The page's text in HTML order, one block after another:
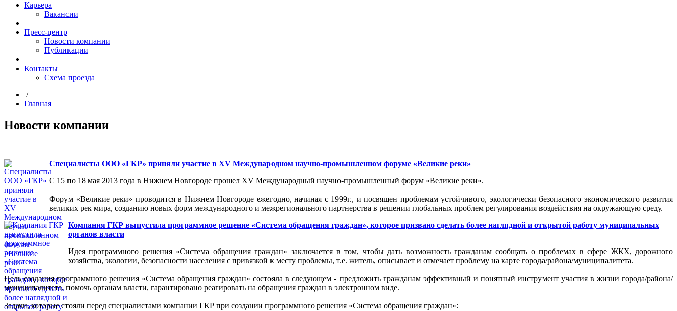
Карьера
Вакансии
Пресс-центр
Новости компании
Публикации
Контакты
Схема проезда
/
Главная
Новости компании
Специалисты ООО «ГКР» приняли участие в XV Международном научно-промышленном форуме «Великие реки»
С 15 по 18 мая 2013 года в Нижнем Новгороде прошел XV Международный научно-промышленный форум «Великие реки».
Форум «Великие реки» проводится в Нижнем Новгороде ежегодно, начиная с 1999г., и посвящен проблемам устойчивого, экологически безопасного экономического развития
великих рек мира, созданию новых форм международного и межрегионального партнерства в решении глобальных проблем регулирования воздействия на окружающую среду.
Компания ГКР выпустила программное решение «Система обращения граждан», которое призвано сделать более наглядной и открытой работу муниципальных
органов власти
Идея программного решения «Система обращения граждан» заключается в том, чтобы дать возможность гражданам сообщать о проблемах в сфере ЖКХ, дорожного
хозяйства, экологии, безопасности населения с привязкой к месту проблемы, т.е. житель, описывает и отмечает проблему на карте города/района/муниципалитета.
Цель создания программного решения «Система обращения граждан» состояла в следующем - предложить гражданам эффективный и понятный инструмент участия в жизни города/района/
муниципалитета, помочь органам власти, гарантировано реагировать на обращения граждан в электронном виде.
Задачи, которые стояли перед специалистами компании ГКР при создании программного решения «Система обращения граждан»: